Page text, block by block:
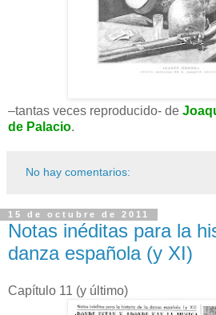
–tantas veces reproducido- de
de Palacio.
No hay comentarios:
15 de octubre de 2011
Notas inéditas para la
danza española (y XI)
Capítulo 11 (y último)